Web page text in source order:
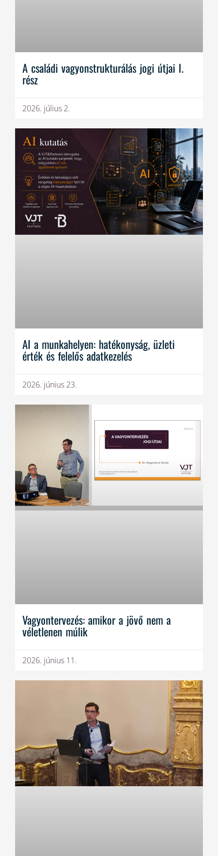
A családi vagyonstrukturálás jogi útjai I.
rész
2026. július 2.
AI a munkahelyen: hatékonyság, üzleti
érték és felelős adatkezelés
2026. június 23.
Vagyontervezés: amikor a jövő nem a
véletlenen múlik
2026. június 11.